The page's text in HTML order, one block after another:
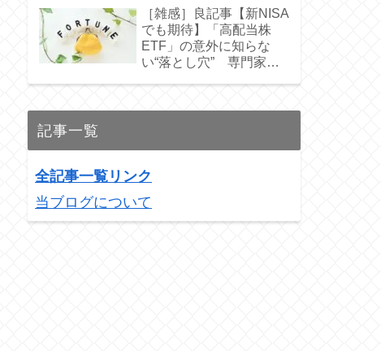
［雑感］良記事【新NISA
でも期待】「高配当株
ETF」の意外に知らな
い“落とし穴” 専門家お
記事一覧
全記事一覧リンク
当ブログについて